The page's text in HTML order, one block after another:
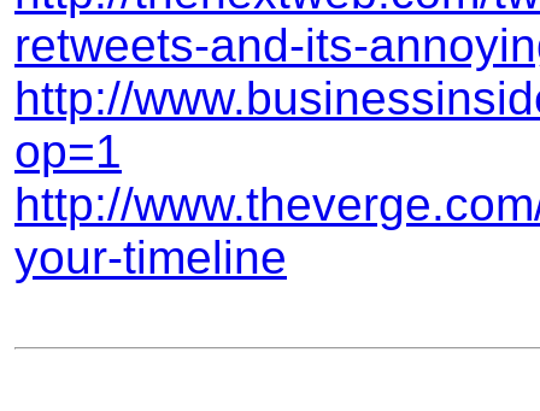
retweets-and-its-
http://
op=1
http://
your-timeline